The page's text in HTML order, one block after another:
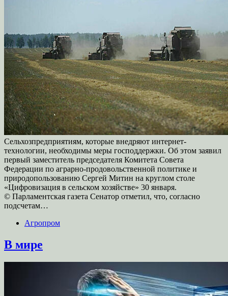
Сельхозпредприятиям, которые внедряют интернет-
технологии, необходимы меры господдержки. Об этом заявил
первый заместитель председателя Комитета Совета
Федерации по аграрно-продовольственной политике и
природопользованию Сергей Митин на круглом столе
«Цифровизация в сельском хозяйстве» 30 января.
© Парламентская газета Сенатор отметил, что, согласно
подсчетам…
Агропром
В мире